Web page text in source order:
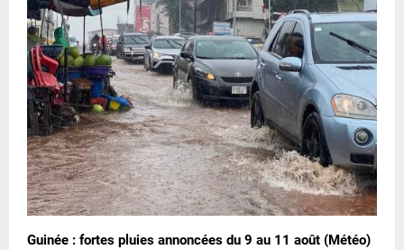
Guinée : fortes pluies annoncées du 9 au 11 août (Météo)